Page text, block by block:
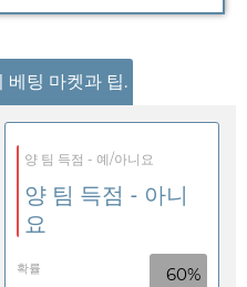
베팅 마켓과 팁.
양 팀 득점 - 예/아니요
양 팀 득점 - 아니
요
확률 60%